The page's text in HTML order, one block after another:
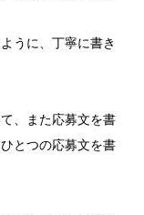
うに、丁寧に書き
、また応募文を書
とつの応募文を書